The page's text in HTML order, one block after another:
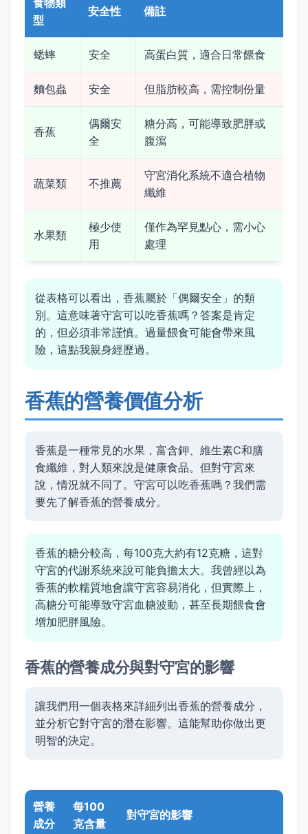
型
安全性 備註
蟋蟀 安全 高蛋白質，適合日常餵食
麵包蟲 安全 但脂肪較高，需控制份量
香蕉
偶爾安
全
糖分高，可能導致肥胖或
腹瀉
蔬菜類 不推薦
守宮消化系統不適合植物
纖維
水果類
極少使
用
僅作為罕見點心，需小心
處理
從表格可以看出，香蕉屬於「偶爾安全」的類
別。這意味著守宮可以吃香蕉嗎？答案是肯定
的，但必須非常謹慎。過量餵食可能會帶來風
險，這點我親身經歷過。
香蕉的營養價值分析
香蕉是一種常見的水果，富含鉀、維生素C和膳
食纖維，對人類來說是健康食品。但對守宮來
說，情況就不同了。守宮可以吃香蕉嗎？我們需
要先了解香蕉的營養成分。
香蕉的糖分較高，每100克大約有12克糖，這對
守宮的代謝系統來說可能負擔太大。我曾經以為
香蕉的軟糯質地會讓守宮容易消化，但實際上，
高糖分可能導致守宮血糖波動，甚至長期餵食會
增加肥胖風險。
香蕉的營養成分與對守宮的影響
讓我們用一個表格來詳細列出香蕉的營養成分，
並分析它對守宮的潛在影響。這能幫助你做出更
明智的決定。
營養
成分
每100
克含量
對守宮的影響